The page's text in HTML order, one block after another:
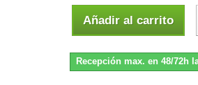
Añadir al carrito
Recepción max. en 48/72h